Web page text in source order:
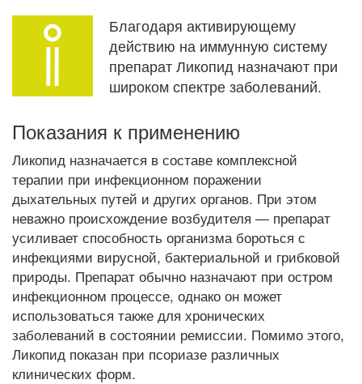
Благодаря активирующему
действию на иммунную систему
препарат Ликопид назначают при
широком спектре заболеваний.
Показания к применению
Ликопид назначается в составе комплексной
терапии при инфекционном поражении
дыхательных путей и других органов. При этом
неважно происхождение возбудителя — препарат
усиливает способность организма бороться с
инфекциями вирусной, бактериальной и грибковой
природы. Препарат обычно назначают при остром
инфекционном процессе, однако он может
использоваться также для хронических
заболеваний в состоянии ремиссии. Помимо этого,
Ликопид показан при псориазе различных
клинических форм.